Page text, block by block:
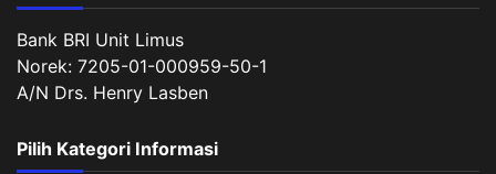
Bank BRI Unit Limus
Norek: 7205-01-000959-50-1
A/N Drs. Henry Lasben
Pilih Kategori Informasi